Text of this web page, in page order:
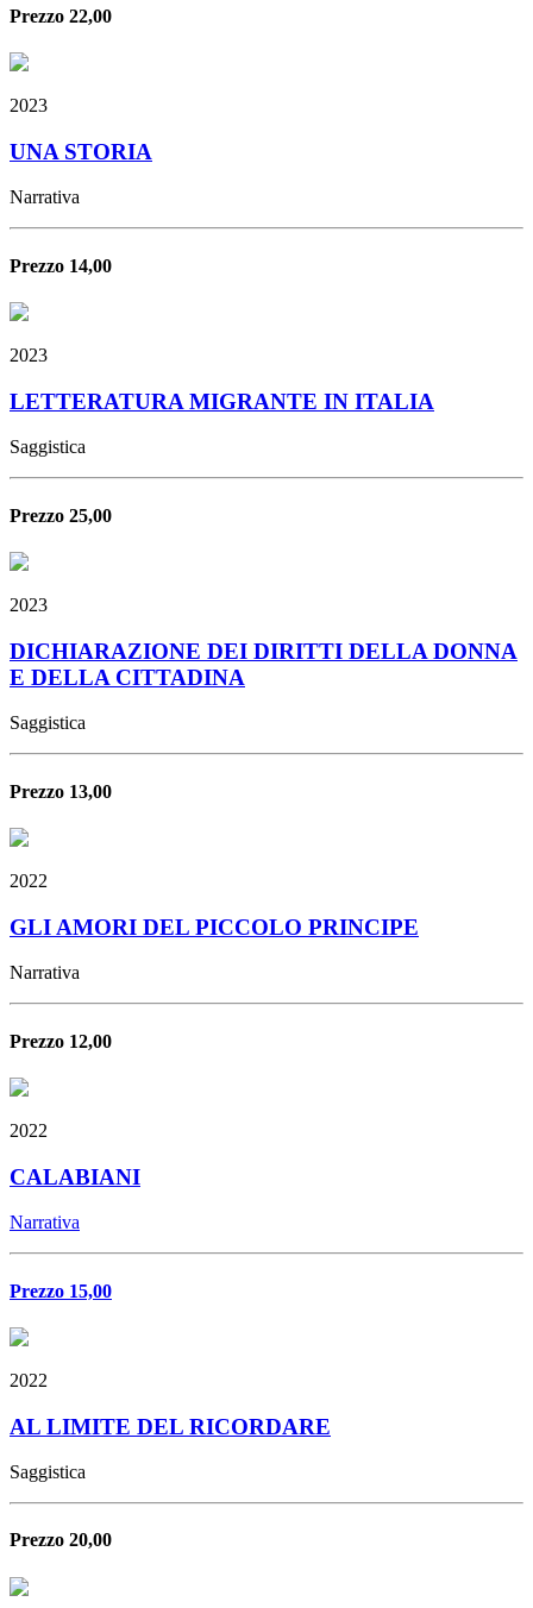
Prezzo 22,00
2023
UNA STORIA
Narrativa
Prezzo 14,00
2023
LETTERATURA MIGRANTE IN ITALIA
Saggistica
Prezzo 25,00
2023
DICHIARAZIONE DEI DIRITTI DELLA DONNA
E DELLA CITTADINA
Saggistica
Prezzo 13,00
2022
GLI AMORI DEL PICCOLO PRINCIPE
Narrativa
Prezzo 12,00
2022
CALABIANI
Narrativa
Prezzo 15,00
2022
AL LIMITE DEL RICORDARE
Saggistica
Prezzo 20,00